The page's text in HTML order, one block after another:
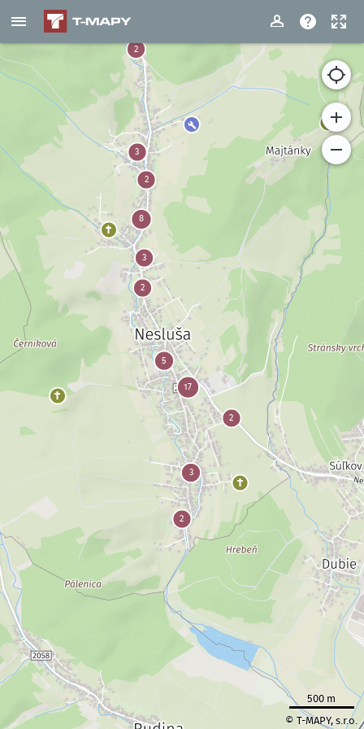
© T-MAPY, s.r.o.
500 m